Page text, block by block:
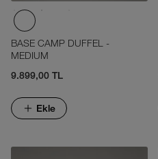
BASE CAMP DUFFEL -
MEDIUM
9.899,00 TL
Ekle